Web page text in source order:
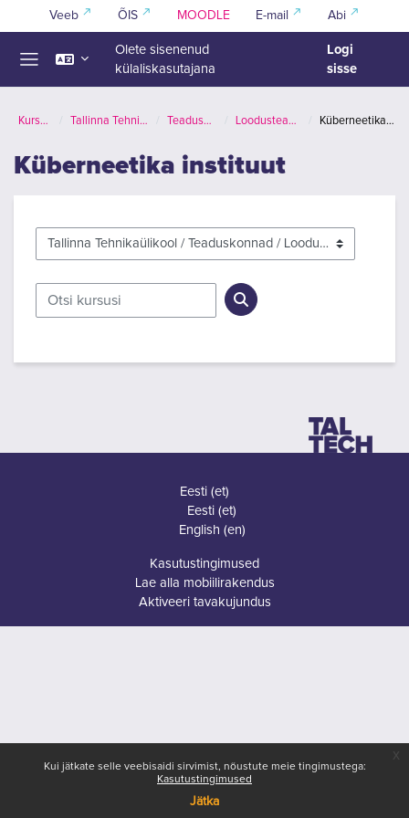
Jäta vahele peasisuni
Kui jätkate selle veebisaidi sirvimist, nõustute meie tingimustega:
Kasutustingimused
Jätka
Veeb ÕIS MOODLE E-mail Abi
Olete sisenenud
külaliskasutajana
Logi
sisse
Kursused Tallinna Tehnikaülikool Teaduskonnad Loodusteaduskond Küberneetika instituut
Küberneetika instituut
Kursuste kategooriad
Otsi kursusi
Eesti ‎(et)‎
Eesti ‎(et)‎
English ‎(en)‎
Kasutustingimused
Lae alla mobiilirakendus
Aktiveeri tavakujundus